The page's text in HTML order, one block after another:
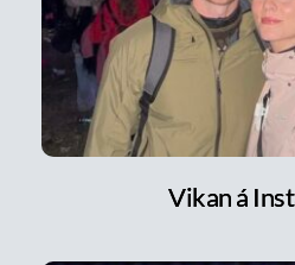
Vikan á